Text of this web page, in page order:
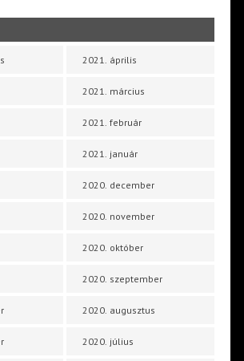
2021. április
2021. március
2021. február
2021. január
2020. december
2020. november
2020. október
2020. szeptember
2020. augusztus
2020. július